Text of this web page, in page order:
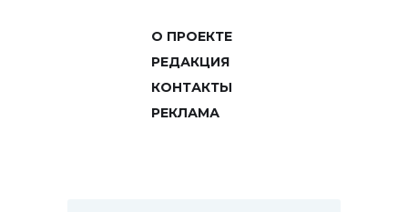
О ПРОЕКТЕ
РЕДАКЦИЯ
КОНТАКТЫ
РЕКЛАМА